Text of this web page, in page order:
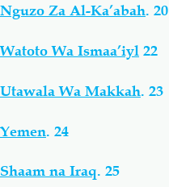
Nguzo Za Al-Ka’abah. 20
Watoto Wa Ismaa’iyl 22
Utawala Wa Makkah. 23
Yemen. 24
Shaam na Iraq. 25